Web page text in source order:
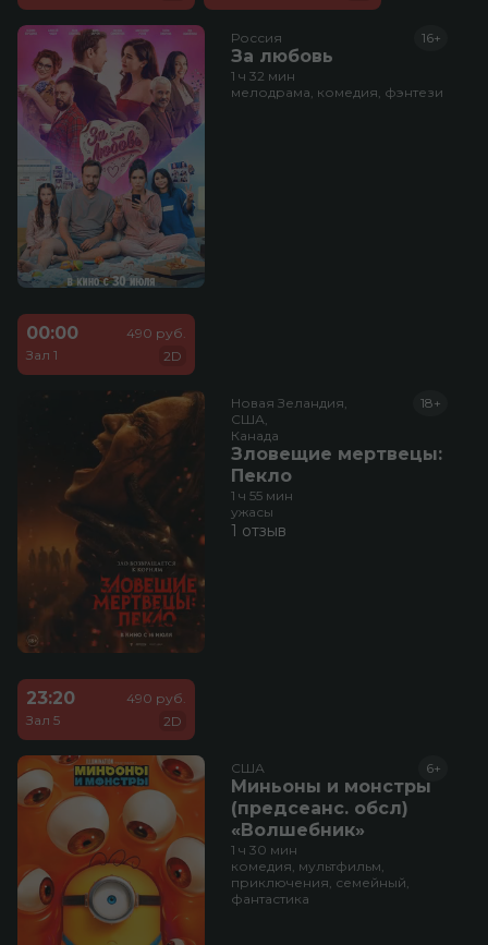
Россия
За любовь
16+
1 ч 32 мин
мелодрама, комедия, фэнтези
00:00
Зал 1
490 руб.
2D
Новая Зеландия,
США,
Канада
Зловещие мертвецы:
Пекло
18+
1 ч 55 мин
ужасы
1 отзыв
23:20
Зал 5
490 руб.
2D
США
Миньоны и монстры
(предсеанс. обсл)
«Волшебник»
6+
1 ч 30 мин
комедия, мультфильм,
приключения, семейный,
фантастика